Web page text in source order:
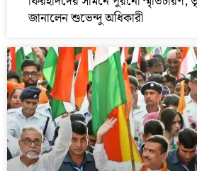
জানালেন শুভেন্দু অধিকারী